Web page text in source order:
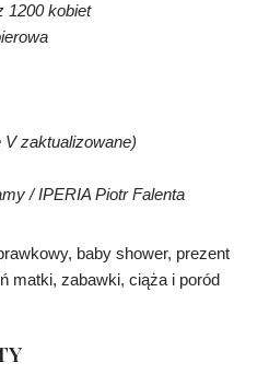
1200 kobiet
zaktualizowane)
/ IPERIA Piotr Falenta
baby shower, prezent
matki, zabawki, ciąża i poród